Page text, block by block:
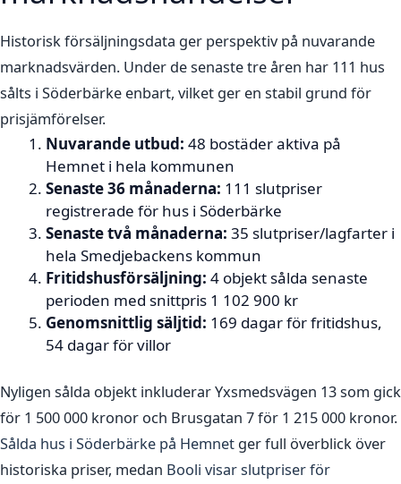
Historisk försäljningsdata ger perspektiv på nuvarande
marknadsvärden. Under de senaste tre åren har 111 hus
sålts i Söderbärke enbart, vilket ger en stabil grund för
prisjämförelser.
Nuvarande utbud: 48 bostäder aktiva på
Hemnet i hela kommunen
Senaste 36 månaderna: 111 slutpriser
registrerade för hus i Söderbärke
Senaste två månaderna: 35 slutpriser/lagfarter i
hela Smedjebackens kommun
Fritidshusförsäljning: 4 objekt sålda senaste
perioden med snittpris 1 102 900 kr
Genomsnittlig säljtid: 169 dagar för fritidshus,
54 dagar för villor
Nyligen sålda objekt inkluderar Yxsmedsvägen 13 som gick
för 1 500 000 kronor och Brusgatan 7 för 1 215 000 kronor.
Sålda hus i Söderbärke på Hemnet ger full överblick över
historiska priser, medan Booli visar slutpriser för